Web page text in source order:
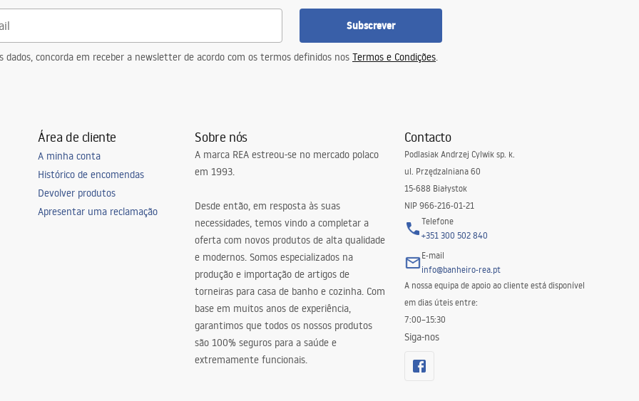
lados do vidro
Subscrever
dados, concorda em receber a newsletter de acordo com os termos definidos nos Termos e Condições.
Área de cliente
A minha conta
Histórico de encomendas
Devolver produtos
Apresentar uma reclamação
Sobre nós
A marca REA estreou-se no mercado polaco
em 1993.
Desde então, em resposta às suas
necessidades, temos vindo a completar a
oferta com novos produtos de alta qualidade
e modernos. Somos especializados na
produção e importação de artigos de
torneiras para casa de banho e cozinha. Com
base em muitos anos de experiência,
garantimos que todos os nossos produtos
são 100% seguros para a saúde e
extremamente funcionais.
Contacto
Podlasiak Andrzej Cylwik sp. k.
ul. Przędzalniana 60
15-688 Białystok
NIP 966-216-01-21
Telefone
+351 300 502 840
E-mail
info@banheiro-rea.pt
A nossa equipa de apoio ao cliente está disponível
em dias úteis entre:
7:00–15:30
Siga-nos